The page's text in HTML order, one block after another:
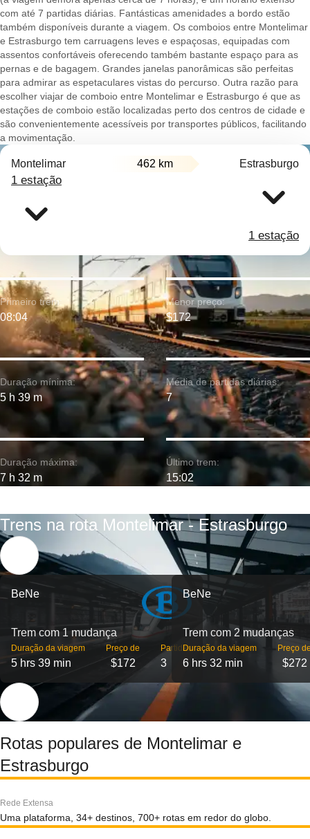
com até 7 partidas diárias. Fantásticas amenidades a bordo estão
também disponíveis durante a viagem. Os comboios entre Montelimar
e Estrasburgo tem carruagens leves e espaçosas, equipadas com
assentos confortáveis oferecendo também bastante espaço para as
pernas e de bagagem. Grandes janelas panorâmicas são perfeitas
para admirar as espetaculares vistas do percurso. Outra razão para
escolher viajar de comboio entre Montelimar e Estrasburgo é que as
estações de comboio estão localizadas perto dos centros de cidade e
são convenientemente acessíveis por transportes públicos, facilitando
a movimentação.
Montelimar 462 km Estrasburgo
1 estação
1 estação
Duração mínima:
5 h 39 m
Primeiro trem:
08:04
Duração máxima:
7 h 32 m
Menor preço:
$172
Média de partidas diárias:
7
Último trem:
15:02
Trens na rota Montelimar - Estrasburgo
BeNe
Trem com 1 mudança
Duração da viagem
5 hrs 39 min
Preço de
$172
Partidas
3
BeNe
Trem com 2 mudanças
Duração da viagem
6 hrs 32 min
Preço
$272
Rotas populares de Montelimar e
Estrasburgo
Rede Extensa
Uma plataforma, 34+ destinos, 700+ rotas em redor do globo.